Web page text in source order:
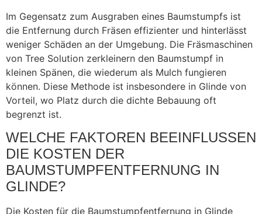
Im Gegensatz zum Ausgraben eines Baumstumpfs ist
die Entfernung durch Fräsen effizienter und hinterlässt
weniger Schäden an der Umgebung. Die Fräsmaschinen
von Tree Solution zerkleinern den Baumstumpf in
kleinen Spänen, die wiederum als Mulch fungieren
können. Diese Methode ist insbesondere in Glinde von
Vorteil, wo Platz durch die dichte Bebauung oft
begrenzt ist.
WELCHE FAKTOREN BEEINFLUSSEN
DIE KOSTEN DER
BAUMSTUMPFENTFERNUNG IN
GLINDE?
Die Kosten für die Baumstumpfentfernung in Glinde